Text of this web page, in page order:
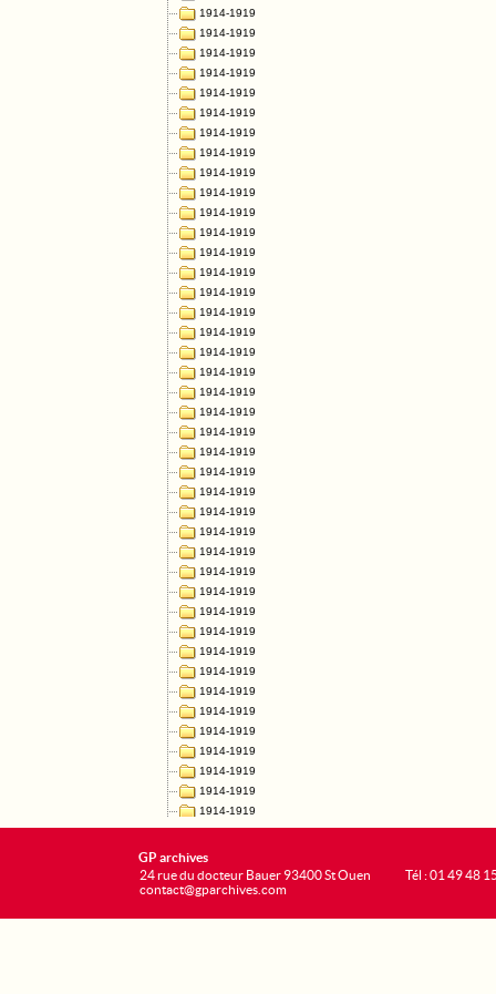
GP archives
24 rue du docteur Bauer 93400 St Ouen
contact@gparchives.com
Tél : 01 49 48